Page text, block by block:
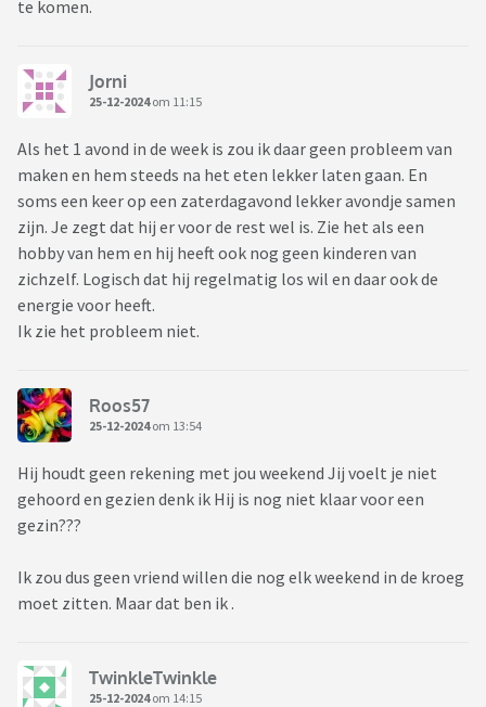
te komen.
Jorni
25-12-2024om 11:15
Als het 1 avond in de week is zou ik daar geen probleem van
maken en hem steeds na het eten lekker laten gaan. En
soms een keer op een zaterdagavond lekker avondje samen
zijn. Je zegt dat hij er voor de rest wel is. Zie het als een
hobby van hem en hij heeft ook nog geen kinderen van
zichzelf. Logisch dat hij regelmatig los wil en daar ook de
energie voor heeft.
Ik zie het probleem niet.
Roos57
25-12-2024om 13:54
Hij houdt geen rekening met jou weekend Jij voelt je niet
gehoord en gezien denk ik Hij is nog niet klaar voor een
gezin???
Ik zou dus geen vriend willen die nog elk weekend in de kroeg
moet zitten. Maar dat ben ik .
TwinkleTwinkle
25-12-2024om 14:15